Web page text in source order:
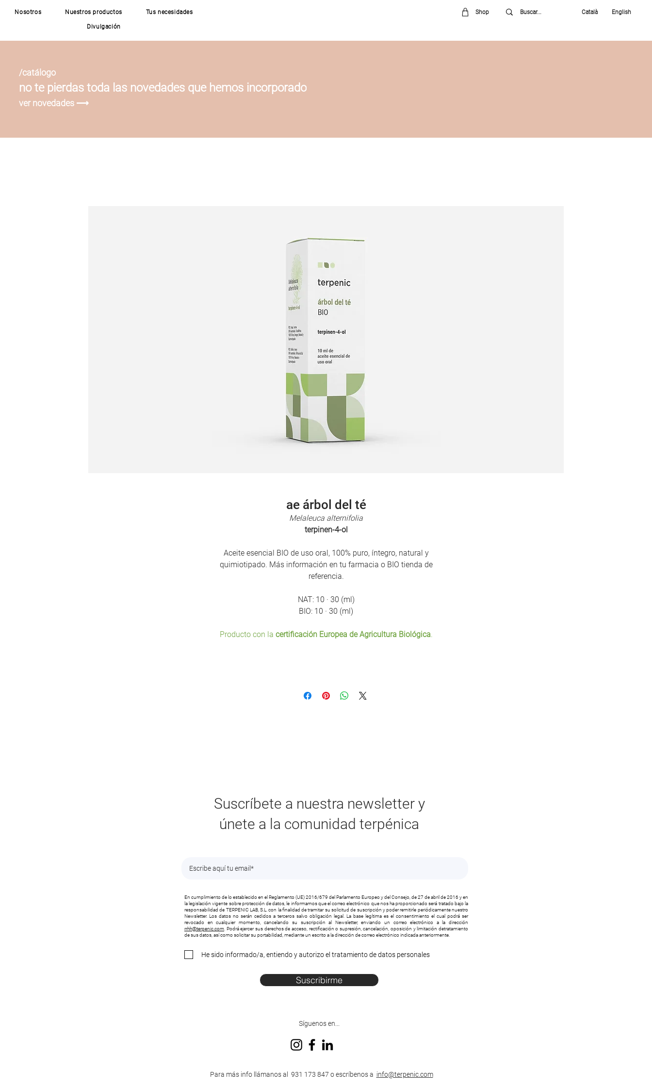
Nosotros Nuestros productos Tus necesidades
Divulgación
Shop Català English
/catálogo
no te pierdas toda las novedades que hemos incorporado
ver novedades ⟶
ae árbol del té
Melaleuca alternifolia
terpinen-4-ol
Aceite esencial BIO de uso oral, 100% puro, íntegro, natural y
quimiotipado. Más información en tu farmacia o BIO tienda de
referencia.
NAT: 10 · 30 (ml)
BIO: 10 · 30 (ml)
Producto con la certificación Europea de Agricultura Biológica.
Suscríbete a nuestra newsletter y
únete a la comunidad terpénica
En cumplimiento de lo establecido en el Reglamento (UE) 2016/679 del Parlamento Europeo y del Consejo, de 27 de abril de 2016 y en
la legislación vigente sobre protección de datos, le informamos que el correo electrónico que nos ha proporcionado será tratado bajo la
responsabilidad de TERPENIC LAB, S.L. con la finalidad de tramitar su solicitud de suscripción y poder remitirle periódicamente nuestro
Newsletter. Los datos no serán cedidos a terceros salvo obligación legal. La base legítima es el consentimiento el cual podrá ser
revocado en cualquier momento, cancelando su suscripción al Newsletter, enviando un correo electrónico a la dirección
rrhh@terpenic.com . Podrá ejercer sus derechos de acceso, rectificación o supresión, cancelación, oposición y limitación detratamiento
de sus datos, así como solicitar su portabilidad, mediante un escrito a la dirección de correo electrónico indicada anteriormente.
He sido informado/a, entiendo y autorizo el tratamiento de datos personales
Suscribirme
Síguenos en...
Para más info llámanos al 931 173 847 o escríbenos a info@terpenic.com